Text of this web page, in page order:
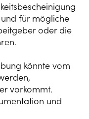
für mögliche
oder die
könnte vom
vorkommt.
und